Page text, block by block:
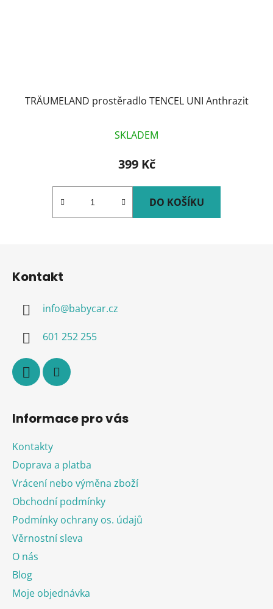
TRÄUMELAND prostěradlo TENCEL UNI Anthrazit
SKLADEM
399 Kč
DO KOŠÍKU
Kontakt
info@babycar.cz
601 252 255
Informace pro vás
Kontakty
Doprava a platba
Vrácení nebo výměna zboží
Obchodní podmínky
Podmínky ochrany os. údajů
Věrnostní sleva
O nás
Blog
Moje objednávka